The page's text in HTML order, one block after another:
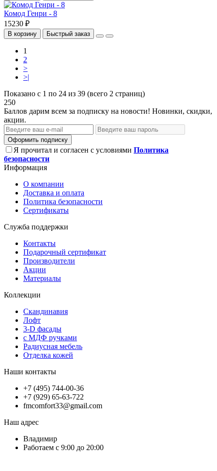
Комод Генри - 8
15230 ₽
В корзину Быстрый заказ
1
2
>
>|
Показано с 1 по 24 из 39 (всего 2 страниц)
250
Баллов дарим всем за подписку на новости! Новинки, скидки,
акции.
Оформить подписку
Я прочитал и согласен с условиями Политика
безопасности
Информация
О компании
Доставка и оплата
Политика безопасности
Сертификаты
Служба поддержки
Контакты
Подарочный сертификат
Производители
Акции
Материалы
Коллекции
Скандинавия
Лофт
3-D фасады
с МДФ ручками
Радиусная мебель
Отделка кожей
Наши контакты
+7 (495) 744-00-36
+7 (929) 65-63-722
fmcomfort33@gmail.com
Наш адрес
Владимир
Работаем с 9:00 до 20:00